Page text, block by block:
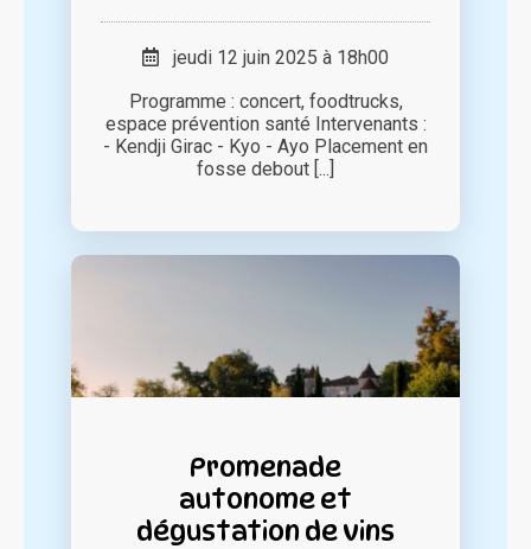
jeudi 12 juin 2025 à 18h00
Programme : concert, foodtrucks,
espace prévention santé Intervenants :
- Kendji Girac - Kyo - Ayo Placement en
fosse debout [...]
Promenade
autonome et
dégustation de vins